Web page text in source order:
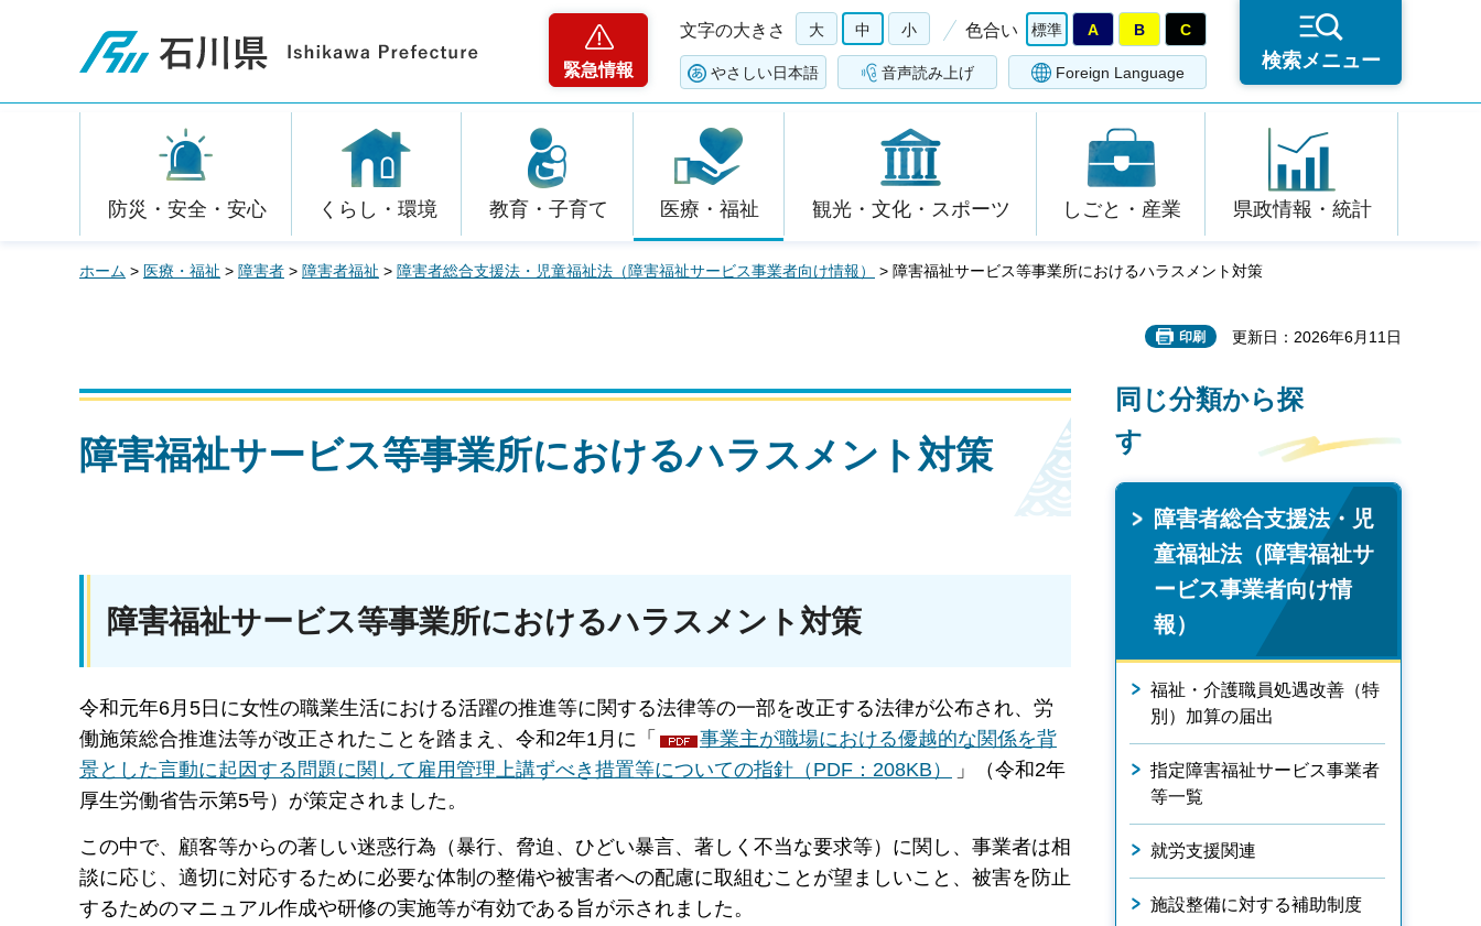
石川県
緊急情報
文字の大きさ 大 中 小 色合い 標準 A B C
やさしい日本語 音声読み上げ Foreign Language
検索メニュー
防災・安全・安心 くらし・環境 教育・子育て 医療・福祉 観光・文化・スポーツ しごと・産業 県政情報・統計
ホーム > 医療・福祉 > 障害者 > 障害者福祉 > 障害者総合支援法・児童福祉法（障害福祉サービス事業者向け情報） > 障害福祉サービス等事業所におけるハラスメント対策
印刷 更新日：2026年6月11日
障害福祉サービス等事業所におけるハラスメント対策
障害福祉サービス等事業所におけるハラスメント対策
令和元年6月5日に女性の職業生活における活躍の推進等に関する法律等の一部を改正する法律が公布され、労
働施策総合推進法等が改正されたことを踏まえ、令和2年1月に「
事業主が職場における優越的な関係を背
景とした言動に起因する問題に関して雇用管理上講ずべき措置等についての指針（PDF：208KB）
」（令和2年
厚生労働省告示第5号）が策定されました。
この中で、顧客等からの著しい迷惑行為（暴行、脅迫、ひどい暴言、著しく不当な要求等）に関し、事業者は相
談に応じ、適切に対応するために必要な体制の整備や被害者への配慮に取組むことが望ましいこと、被害を防止
するためのマニュアル作成や研修の実施等が有効である旨が示されました。
同じ分類から探
す
障害者総合支援法・児
童福祉法（障害福祉サ
ービス事業者向け情
報）
福祉・介護職員処遇改善（特
別）加算の届出
指定障害福祉サービス事業者
等一覧
就労支援関連
施設整備に対する補助制度